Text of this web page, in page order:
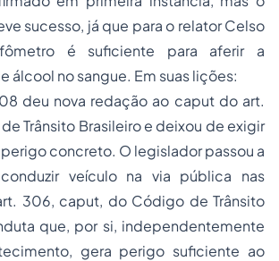
sucesso, já que para o relator Celso
é suficiente para aferir a
álcool no sangue. Em suas lições:
deu nova redação ao caput do art.
Trânsito Brasileiro e deixou de exigir
concreto. O legislador passou a
veículo na via pública nas
306, caput, do Código de Trânsito
que, por si, independentemente
gera perigo suficiente ao